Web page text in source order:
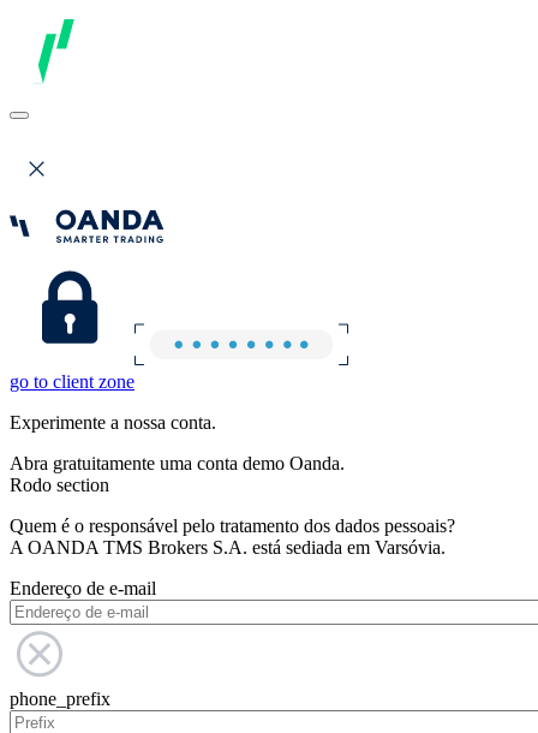
go to client zone
Experimente a nossa conta.
Abra gratuitamente uma conta demo Oanda.
Rodo section
Quem é o responsável pelo tratamento dos dados pessoais?
A OANDA TMS Brokers S.A. está sediada em Varsóvia.
Endereço de e-mail
phone_prefix